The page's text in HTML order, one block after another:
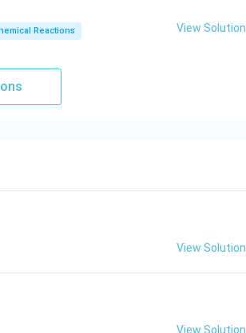
Reactions View Solution
View Solution
View Solution